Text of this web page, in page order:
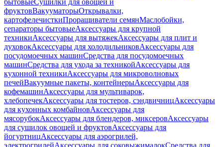
бытовыеСушилки для овощей и
фруктовВакууматорыОткрывалки,
картофелечисткиПроращиватели семянМаслобойки,
сепараторы бытовыеАксессуары для крупной
техникиАксессуары для вытяжекАксессуары для плит и
духовокАксессуары для холодильниковАксессуары для
посудомоечных машинСредства для посудомоечных
машинСредства для ухода за техникойАксессуары для
кухонной техникиАксессуары для микроволновых
печейВакуумные пакеты, контейнерыАксессуары для
кофемашинАксессуары для мультиварок,
хлебопечекАксессуары для тостеров, сэндвичницАксессуары
для кухонных комбайновАксессуары для
мясорубокАксессуары для блендеров, миксеровАксессуары
для сушилок овощей и фруктовАксессуары для
йогуртницАксессуары для аэрогрилей,
электрогрилейАксессуары для соковыжималокСредства для